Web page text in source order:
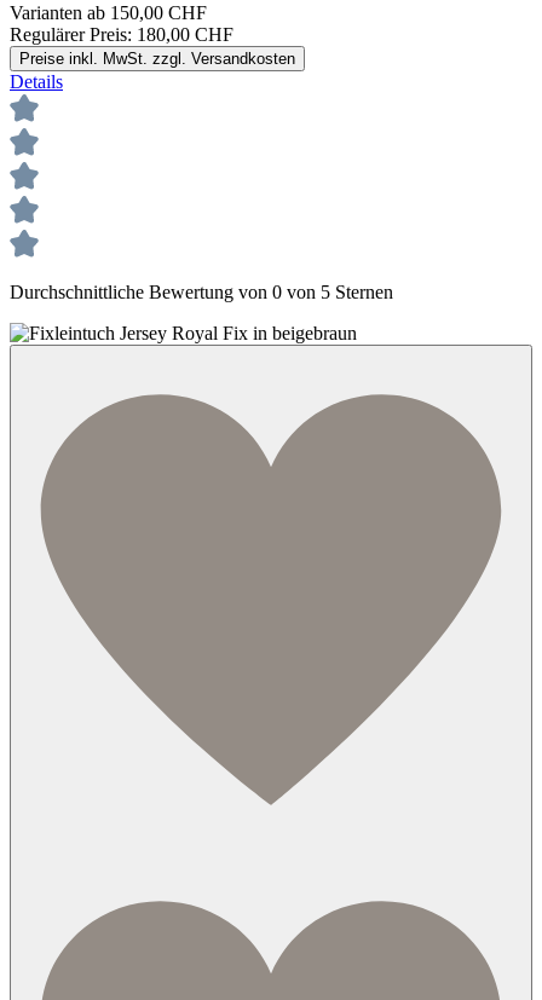
Varianten ab 150,00 CHF
Regulärer Preis: 180,00 CHF
Preise inkl. MwSt. zzgl. Versandkosten
Details
Durchschnittliche Bewertung von 0 von 5 Sternen